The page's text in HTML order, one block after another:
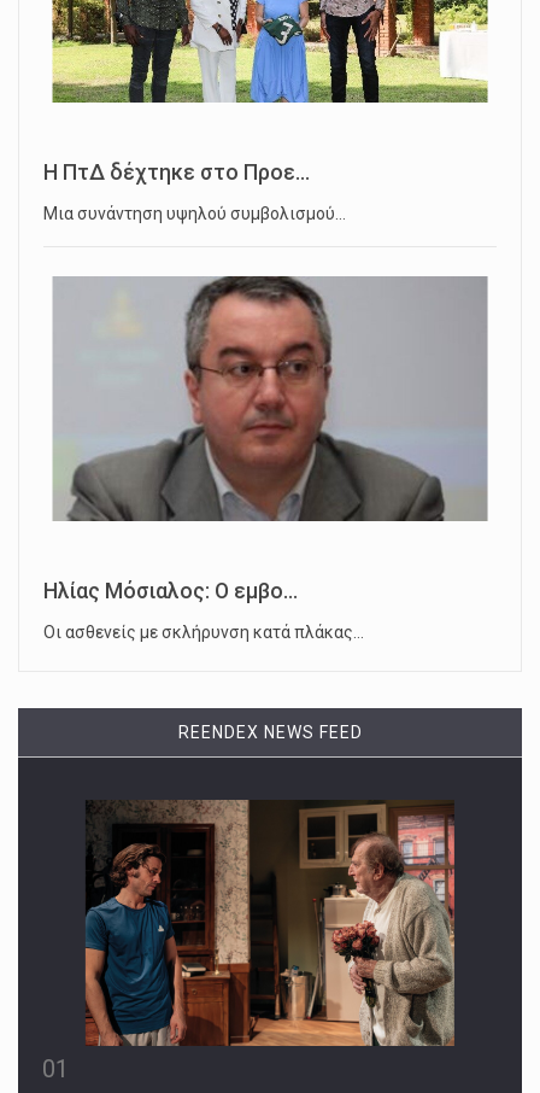
Η ΠτΔ δέχτηκε στο Προε...
Μια συνάντηση υψηλού συμβολισμού…
Ηλίας Μόσιαλος: Ο εμβο...
Οι ασθενείς με σκλήρυνση κατά πλάκας…
REENDEX NEWS FEED
01